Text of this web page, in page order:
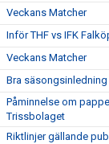
Veckans Matcher
Inför THF vs IFK
Veckans Matcher
Bra
Påminnelse om
Trissbolaget
Riktlinjer gällande